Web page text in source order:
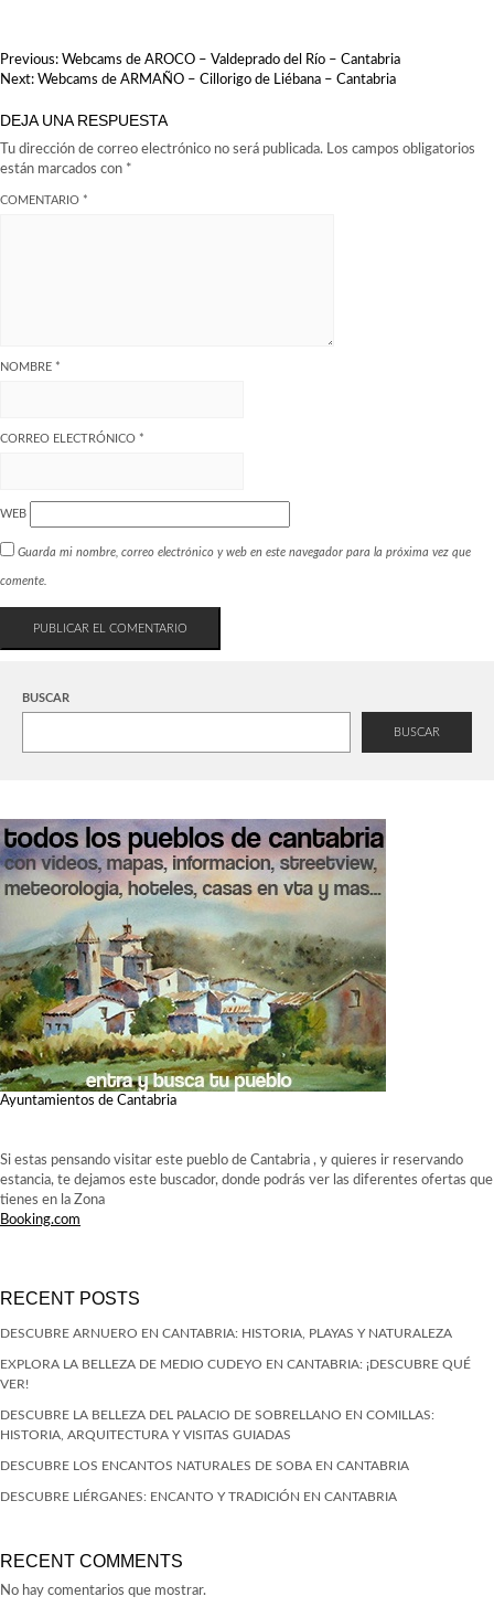
NAVEGACIÓN
DE
Previous: Webcams de AROCO – Valdeprado del Río – Cantabria
Next: Webcams de ARMAÑO – Cillorigo de Liébana – Cantabria
DEJA UNA RESPUESTA
Tu dirección de correo electrónico no será publicada. Los campos obligatorios
están marcados con *
COMENTARIO *
NOMBRE *
CORREO ELECTRÓNICO *
WEB
Guarda mi nombre, correo electrónico y web en este navegador para la próxima vez que
comente.
BUSCAR
BUSCAR
Ayuntamientos de Cantabria
Si estas pensando visitar este pueblo de Cantabria , y quieres ir reservando
estancia, te dejamos este buscador, donde podrás ver las diferentes ofertas que
tienes en la Zona
Booking.com
RECENT POSTS
DESCUBRE ARNUERO EN CANTABRIA: HISTORIA, PLAYAS Y NATURALEZA
EXPLORA LA BELLEZA DE MEDIO CUDEYO EN CANTABRIA: ¡DESCUBRE QUÉ
VER!
DESCUBRE LA BELLEZA DEL PALACIO DE SOBRELLANO EN COMILLAS:
HISTORIA, ARQUITECTURA Y VISITAS GUIADAS
DESCUBRE LOS ENCANTOS NATURALES DE SOBA EN CANTABRIA
DESCUBRE LIÉRGANES: ENCANTO Y TRADICIÓN EN CANTABRIA
RECENT COMMENTS
No hay comentarios que mostrar.